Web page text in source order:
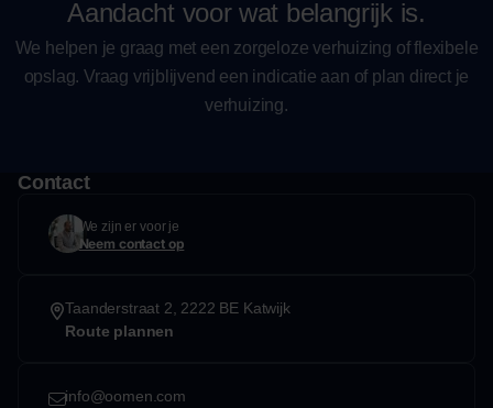
Aandacht voor wat belangrijk is.
We helpen je graag met een zorgeloze verhuizing of flexibele
opslag. Vraag vrijblijvend een indicatie aan of plan direct je
verhuizing.
Contact
We zijn er voor je
Neem contact op
Taanderstraat 2, 2222 BE Katwijk
Route plannen
info@oomen.com